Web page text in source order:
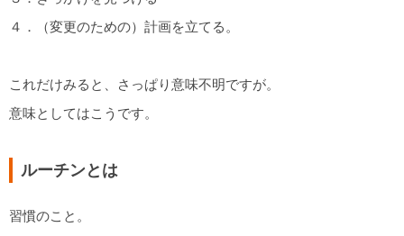
４．（変更のための）計画を立てる。
これだけみると、さっぱり意味不明ですが。
意味としてはこうです。
ルーチンとは
習慣のこと。